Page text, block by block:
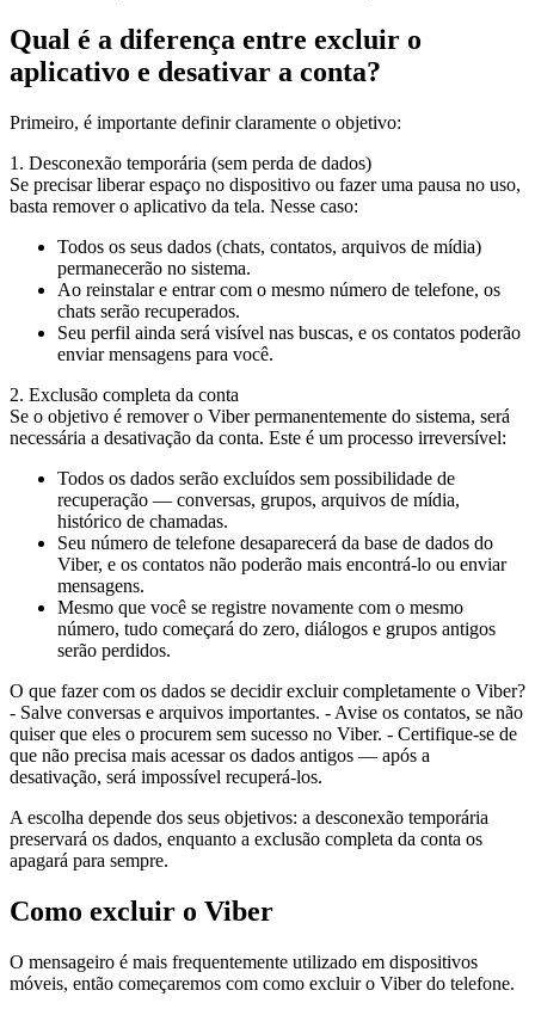
Qual é a diferença entre excluir o
aplicativo e desativar a conta?
Primeiro, é importante definir claramente o objetivo:
1. Desconexão temporária (sem perda de dados)
Se precisar liberar espaço no dispositivo ou fazer uma pausa no uso,
basta remover o aplicativo da tela. Nesse caso:
Todos os seus dados (chats, contatos, arquivos de mídia)
permanecerão no sistema.
Ao reinstalar e entrar com o mesmo número de telefone, os
chats serão recuperados.
Seu perfil ainda será visível nas buscas, e os contatos poderão
enviar mensagens para você.
2. Exclusão completa da conta
Se o objetivo é remover o Viber permanentemente do sistema, será
necessária a desativação da conta. Este é um processo irreversível:
Todos os dados serão excluídos sem possibilidade de
recuperação — conversas, grupos, arquivos de mídia,
histórico de chamadas.
Seu número de telefone desaparecerá da base de dados do
Viber, e os contatos não poderão mais encontrá-lo ou enviar
mensagens.
Mesmo que você se registre novamente com o mesmo
número, tudo começará do zero, diálogos e grupos antigos
serão perdidos.
O que fazer com os dados se decidir excluir completamente o Viber?
- Salve conversas e arquivos importantes. - Avise os contatos, se não
quiser que eles o procurem sem sucesso no Viber. - Certifique-se de
que não precisa mais acessar os dados antigos — após a
desativação, será impossível recuperá-los.
A escolha depende dos seus objetivos: a desconexão temporária
preservará os dados, enquanto a exclusão completa da conta os
apagará para sempre.
Como excluir o Viber
O mensageiro é mais frequentemente utilizado em dispositivos
móveis, então começaremos com como excluir o Viber do telefone.